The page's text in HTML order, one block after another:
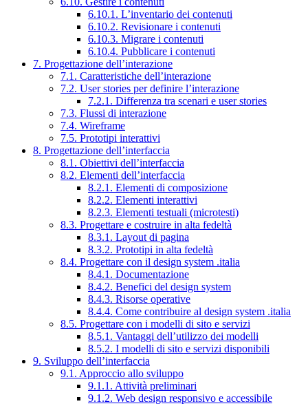
6.10.1. L’inventario dei contenuti
6.10.2. Revisionare i contenuti
6.10.3. Migrare i contenuti
6.10.4. Pubblicare i contenuti
7. Progettazione dell’interazione
7.1. Caratteristiche dell’interazione
7.2. User stories per definire l’interazione
7.2.1. Differenza tra scenari e user stories
7.3. Flussi di interazione
7.4. Wireframe
7.5. Prototipi interattivi
8. Progettazione dell’interfaccia
8.1. Obiettivi dell’interfaccia
8.2. Elementi dell’interfaccia
8.2.1. Elementi di composizione
8.2.2. Elementi interattivi
8.2.3. Elementi testuali (microtesti)
8.3. Progettare e costruire in alta fedeltà
8.3.1. Layout di pagina
8.3.2. Prototipi in alta fedeltà
8.4. Progettare con il design system .italia
8.4.1. Documentazione
8.4.2. Benefici del design system
8.4.3. Risorse operative
8.4.4. Come contribuire al design system .italia
8.5. Progettare con i modelli di sito e servizi
8.5.1. Vantaggi dell’utilizzo dei modelli
8.5.2. I modelli di sito e servizi disponibili
9. Sviluppo dell’interfaccia
9.1. Approccio allo sviluppo
9.1.1. Attività preliminari
9.1.2. Web design responsivo e accessibile